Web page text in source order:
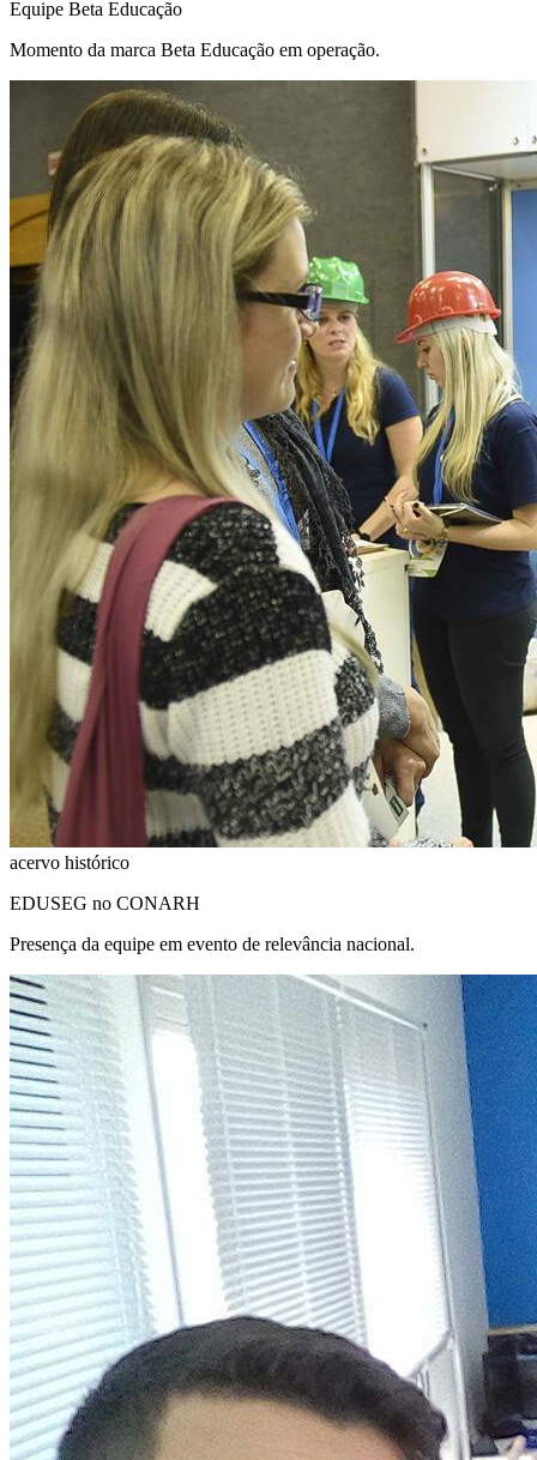
Equipe Beta Educação
Momento da marca Beta Educação em operação.
acervo histórico
EDUSEG no CONARH
Presença da equipe em evento de relevância nacional.